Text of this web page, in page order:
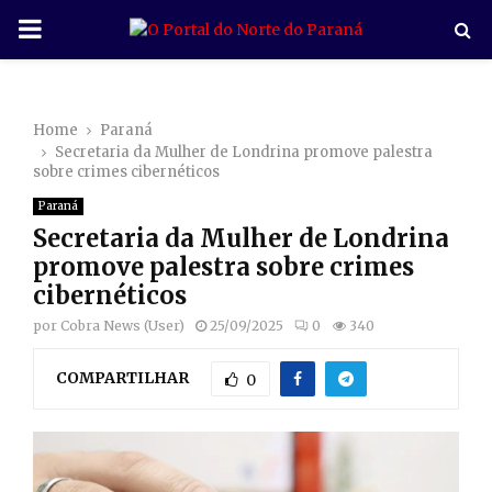
P
M
A
R
M
Home
Paraná
Secretaria da Mulher de Londrina promove palestra
sobre crimes cibernéticos
Paraná
Secretaria da Mulher de Londrina
promove palestra sobre crimes
cibernéticos
por Cobra News (User) 25/09/2025 0 340
COMPARTILHAR 0